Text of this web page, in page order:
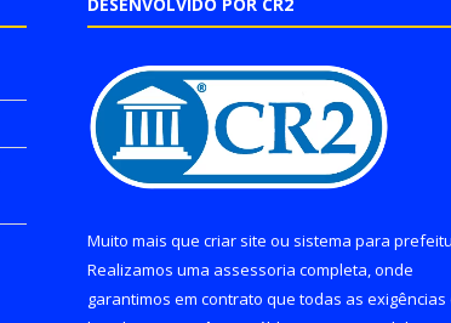
DESENVOLVIDO POR CR2
Muito mais que criar site ou sistema para
Realizamos uma assessoria completa, onde
garantimos em contrato que todas as exigências